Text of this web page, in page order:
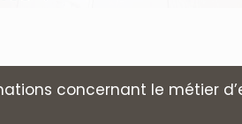
concernant le métier